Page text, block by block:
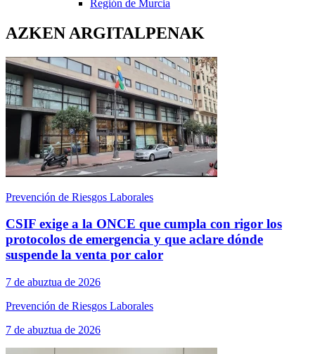
Región de Murcia
AZKEN ARGITALPENAK
Prevención de Riesgos Laborales
CSIF exige a la ONCE que cumpla con rigor los
protocolos de emergencia y que aclare dónde
suspende la venta por calor
7 de abuztua de 2026
Prevención de Riesgos Laborales
7 de abuztua de 2026